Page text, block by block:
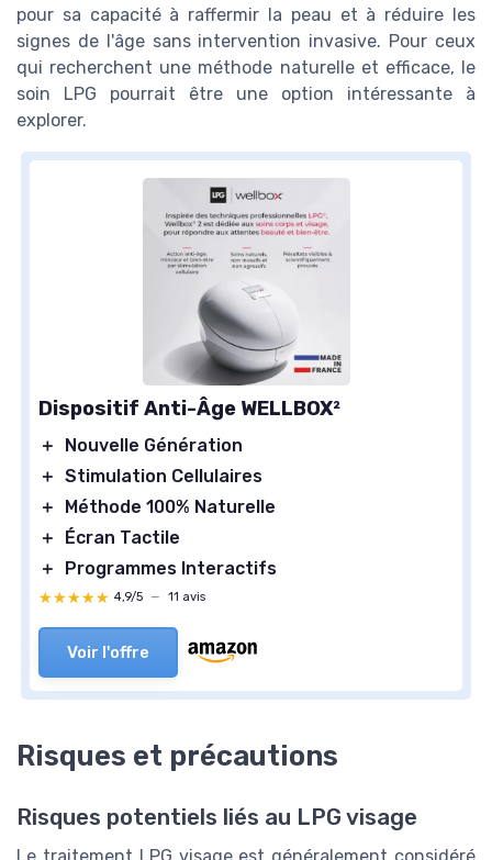
pour sa capacité à raffermir la peau et à réduire les
signes de l'âge sans intervention invasive. Pour ceux
qui recherchent une méthode naturelle et efficace, le
soin LPG pourrait être une option intéressante à
explorer.
Dispositif Anti-Âge WELLBOX²
＋
Nouvelle Génération
＋ Stimulation Cellulaires
＋
Méthode 100% Naturelle
＋
Écran Tactile
＋
Programmes Interactifs
★★★★★
★★★★★ 4,9/5 — 11 avis
Voir l'offre
Risques et précautions
Risques potentiels liés au LPG visage
Le traitement LPG visage est généralement considéré